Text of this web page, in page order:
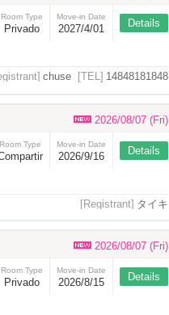
Room Type
Privado
Move-in Date
2027/4/01 Details
chuse [TEL] 14848181848
2026/08/07 (Fri)
Room Type Move-in Date
2026/9/16 Details
[Registrant] タイキ
2026/08/07 (Fri)
Room Type
Privado
Move-in Date
2026/8/15 Details